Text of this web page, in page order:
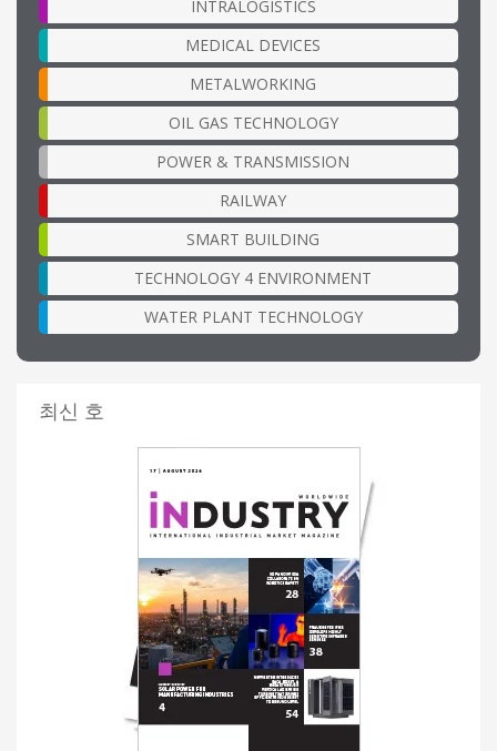
INTRALOGISTICS
MEDICAL DEVICES
METALWORKING
OIL GAS TECHNOLOGY
POWER & TRANSMISSION
RAILWAY
SMART BUILDING
TECHNOLOGY 4 ENVIRONMENT
WATER PLANT TECHNOLOGY
최신 호